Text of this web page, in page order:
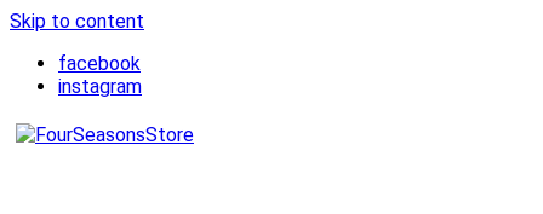
Skip to content
facebook
instagram